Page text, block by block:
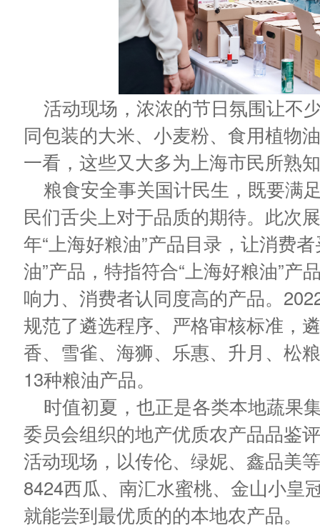
活动现场，浓浓的节日氛围让不
同包装的大米、小麦粉、食用植物
一看，这些又大多为上海市民所熟
粮食安全事关国计民生，既要满
民们舌尖上对于品质的期待。此次
年“上海好粮油”产品目录，让消费
油”产品，特指符合“上海好粮油”
响力、消费者认同度高的产品。
规范了遴选程序、严格审核标准，
香、雪雀、海狮、乐惠、升月、松
13种粮油产品。
时值初夏，也正是各类本地蔬果
委员会组织的地产优质农产品品鉴
活动现场，以传伦、绿妮、鑫品美
8424西瓜、南汇水蜜桃、金山小皇
就能尝到最优质的的本地农产品。